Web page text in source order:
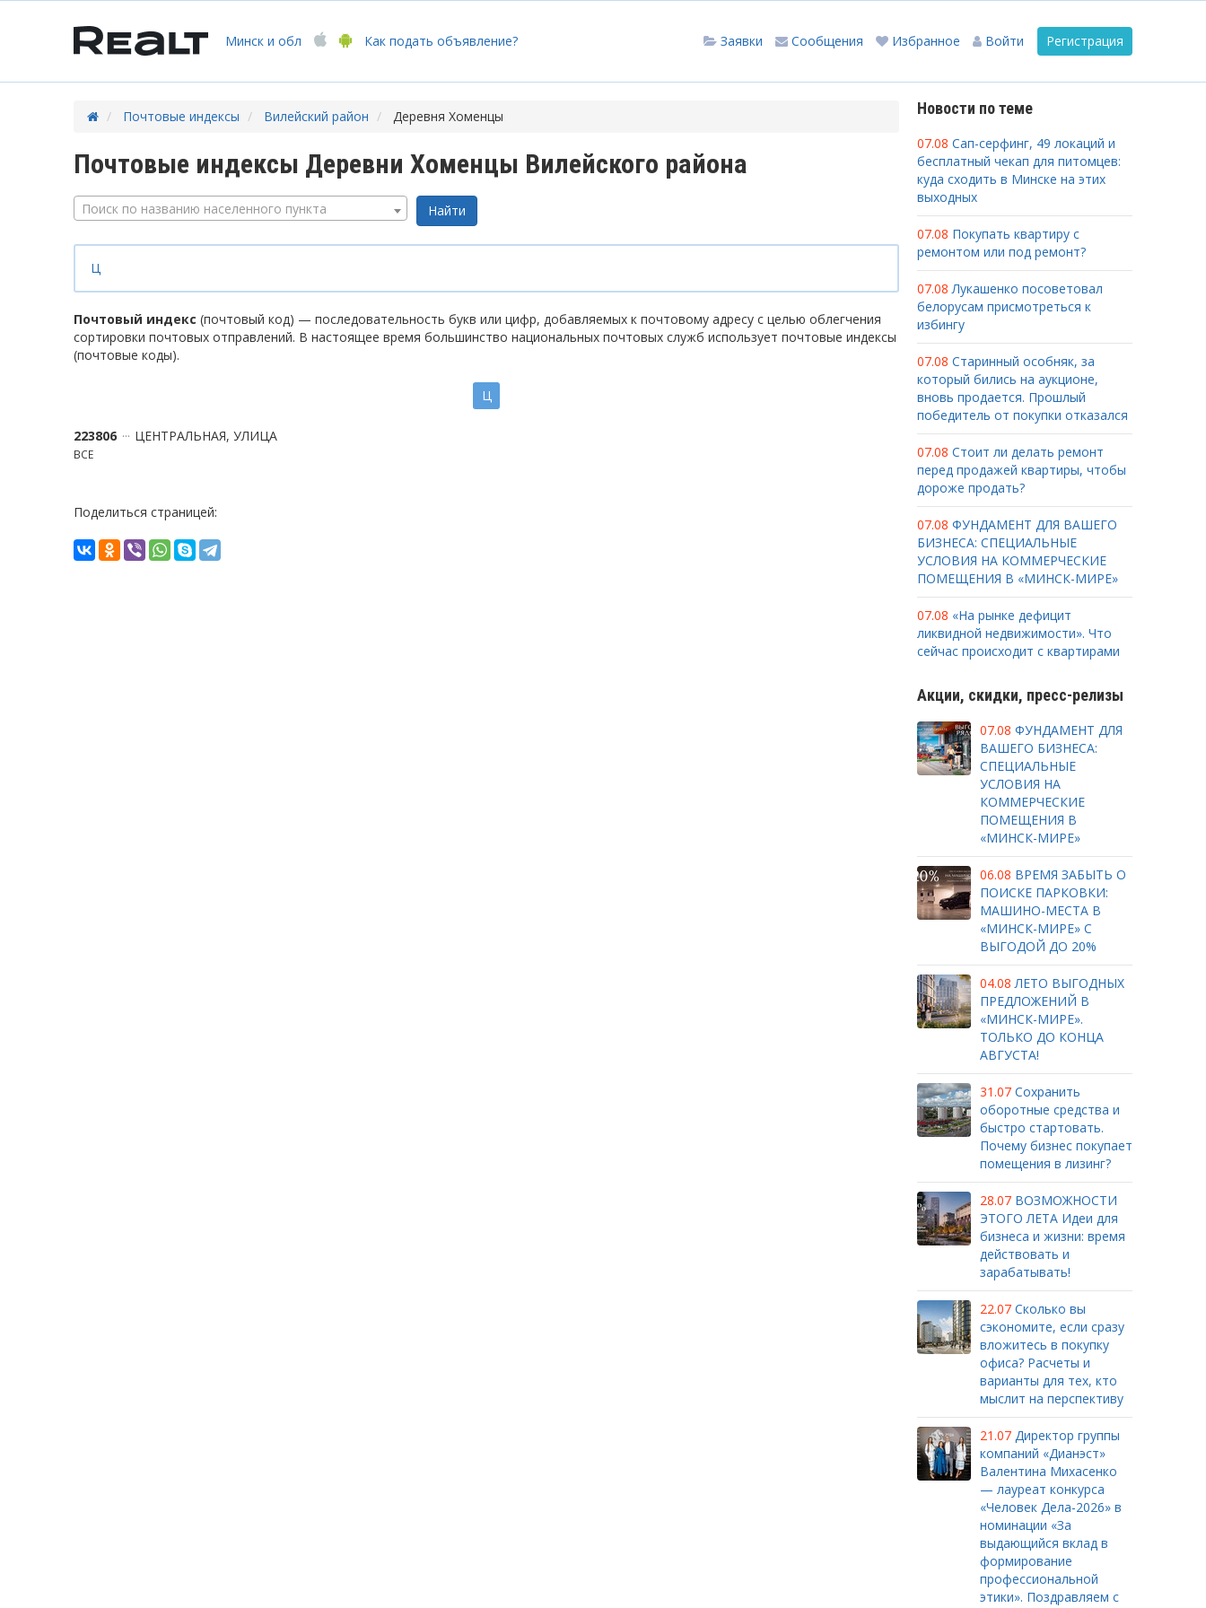
Минск и обл Как подать объявление? Регистрация
Войти
Избранное
Сообщения
Заявки
Почтовые индексы Вилейский район Деревня Хоменцы
Почтовые индексы Деревни Хоменцы Вилейского района
Поиск по названию населенного пункта
Ц
Почтовый индекс (почтовый код) — последовательность букв или цифр, добавляемых к почтовому адресу с целью облегчения
сортировки почтовых отправлений. В настоящее время большинство национальных почтовых служб использует почтовые индексы
(почтовые коды).
Ц
223806 ЦЕНТРАЛЬНАЯ, УЛИЦА
ВСЕ
Поделиться страницей:
Новости по теме
07.08 Сап-серфинг, 49 локаций и
бесплатный чекап для питомцев:
куда сходить в Минске на этих
выходных
07.08 Покупать квартиру с
ремонтом или под ремонт?
07.08 Лукашенко посоветовал
белорусам присмотреться к
избингу
07.08 Старинный особняк, за
который бились на аукционе,
вновь продается. Прошлый
победитель от покупки отказался
07.08 Стоит ли делать ремонт
перед продажей квартиры, чтобы
дороже продать?
07.08 ФУНДАМЕНТ ДЛЯ ВАШЕГО
БИЗНЕСА: СПЕЦИАЛЬНЫЕ
УСЛОВИЯ НА КОММЕРЧЕСКИЕ
ПОМЕЩЕНИЯ В «МИНСК-МИРЕ»
07.08 «На рынке дефицит
ликвидной недвижимости». Что
сейчас происходит с квартирами
Акции, скидки, пресс-релизы
07.08 ФУНДАМЕНТ ДЛЯ
ВАШЕГО БИЗНЕСА:
СПЕЦИАЛЬНЫЕ
УСЛОВИЯ НА
КОММЕРЧЕСКИЕ
ПОМЕЩЕНИЯ В
«МИНСК-МИРЕ»
06.08 ВРЕМЯ ЗАБЫТЬ О
ПОИСКЕ ПАРКОВКИ:
МАШИНО-МЕСТА В
«МИНСК-МИРЕ» С
ВЫГОДОЙ ДО 20%
04.08 ЛЕТО ВЫГОДНЫХ
ПРЕДЛОЖЕНИЙ В
«МИНСК-МИРЕ».
ТОЛЬКО ДО КОНЦА
АВГУСТА!
31.07 Сохранить
оборотные средства и
быстро стартовать.
Почему бизнес покупает
помещения в лизинг?
28.07 ВОЗМОЖНОСТИ
ЭТОГО ЛЕТА Идеи для
бизнеса и жизни: время
действовать и
зарабатывать!
22.07 Сколько вы
сэкономите, если сразу
вложитесь в покупку
офиса? Расчеты и
варианты для тех, кто
мыслит на перспективу
21.07 Директор группы
компаний «Дианэст»
Валентина Михасенко
— лауреат конкурса
«Человек Дела-2026» в
номинации «За
выдающийся вклад в
формирование
профессиональной
этики». Поздравляем с